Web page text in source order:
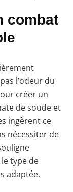
combat
l’odeur du
créer un
de soude et
ingèrent ce
nécessiter de
type de
adaptée.